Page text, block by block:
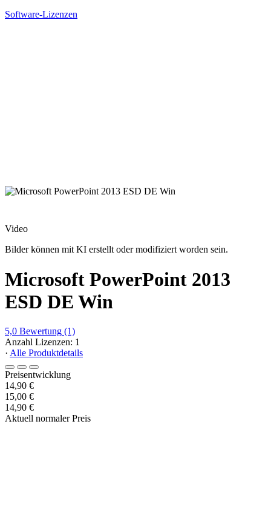
Software-Lizenzen
Video
Bilder können mit KI erstellt oder modifiziert worden sein.
Microsoft PowerPoint 2013
ESD DE Win
5,0 Bewertung (1)
Anzahl Lizenzen: 1
· Alle Produktdetails
Preisentwicklung
14,90 €
15,00 €
14,90 €
Aktuell normaler Preis